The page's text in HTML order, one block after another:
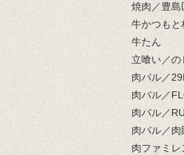
焼肉／豊島
牛かつもと
牛たん
立喰い／
肉バル／
肉バル／
肉バル／
肉バル／
肉ファミ